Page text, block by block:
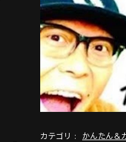
カテゴリ かんたん＆